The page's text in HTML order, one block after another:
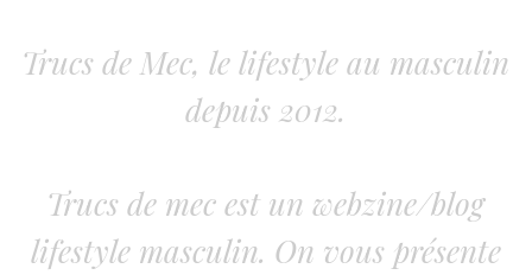
Trucs de Mec, le lifestyle au masculin
depuis 2012.
Trucs de mec est un webzine/blog
lifestyle masculin. On vous présente